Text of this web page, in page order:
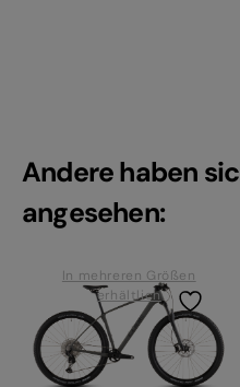
Andere haben
angesehen:
In mehreren Größen
erhältlich